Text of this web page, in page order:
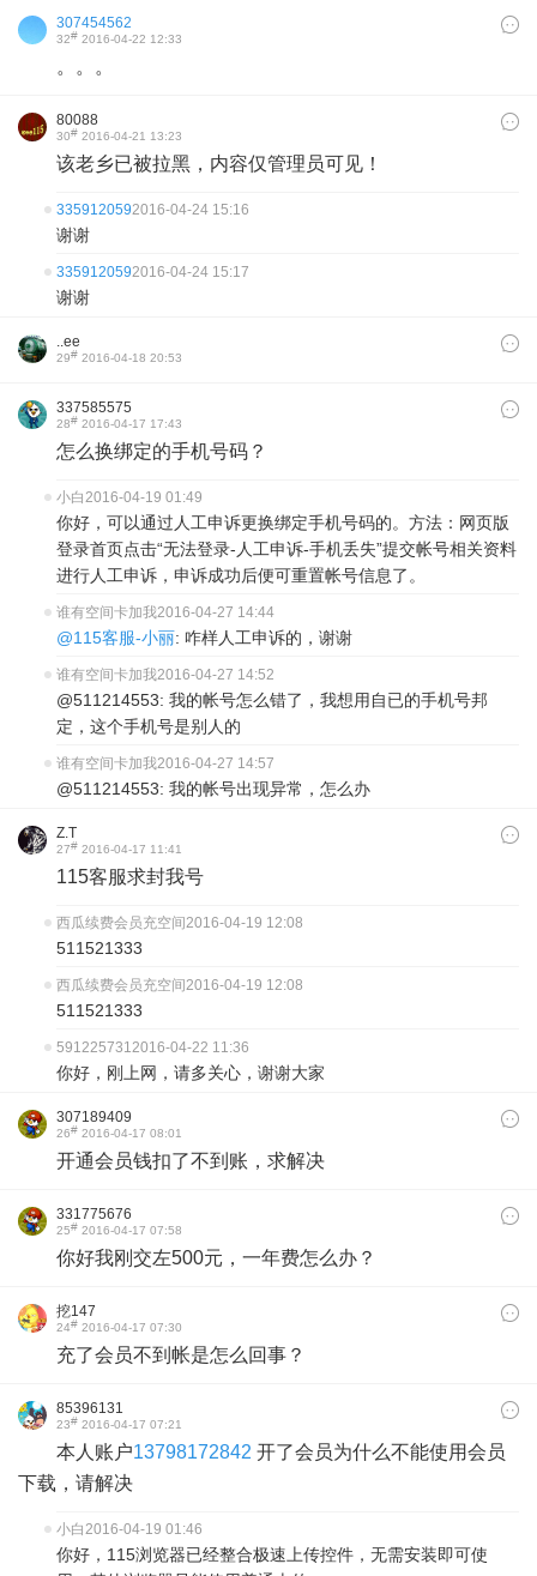
307454562
32# 2016-04-22 12:33
。。。
80088
30# 2016-04-21 13:23
该老乡已被拉黑，内容仅管理员可见！
3359120592016-04-24 15:16
谢谢
3359120592016-04-24 15:17
谢谢
..ee
29# 2016-04-18 20:53
337585575
28# 2016-04-17 17:43
怎么换绑定的手机号码？
小白2016-04-19 01:49
你好，可以通过人工申诉更换绑定手机号码的。方法：网页版
登录首页点击“无法登录-人工申诉-手机丢失”提交帐号相关资料
进行人工申诉，申诉成功后便可重置帐号信息了。
谁有空间卡加我2016-04-27 14:44
@115客服-小丽: 咋样人工申诉的，谢谢
谁有空间卡加我2016-04-27 14:52
@511214553: 我的帐号怎么错了，我想用自已的手机号邦
定，这个手机号是别人的
谁有空间卡加我2016-04-27 14:57
@511214553: 我的帐号出现异常，怎么办
Z.T
27# 2016-04-17 11:41
115客服求封我号
西瓜续费会员充空间2016-04-19 12:08
511521333
西瓜续费会员充空间2016-04-19 12:08
511521333
5912257312016-04-22 11:36
你好，刚上网，请多关心，谢谢大家
307189409
26# 2016-04-17 08:01
开通会员钱扣了不到账，求解决
331775676
25# 2016-04-17 07:58
你好我刚交左500元，一年费怎么办？
挖147
24# 2016-04-17 07:30
充了会员不到帐是怎么回事？
85396131
23# 2016-04-17 07:21
本人账户13798172842 开了会员为什么不能使用会员
下载，请解决
小白2016-04-19 01:46
你好，115浏览器已经整合极速上传控件，无需安装即可使